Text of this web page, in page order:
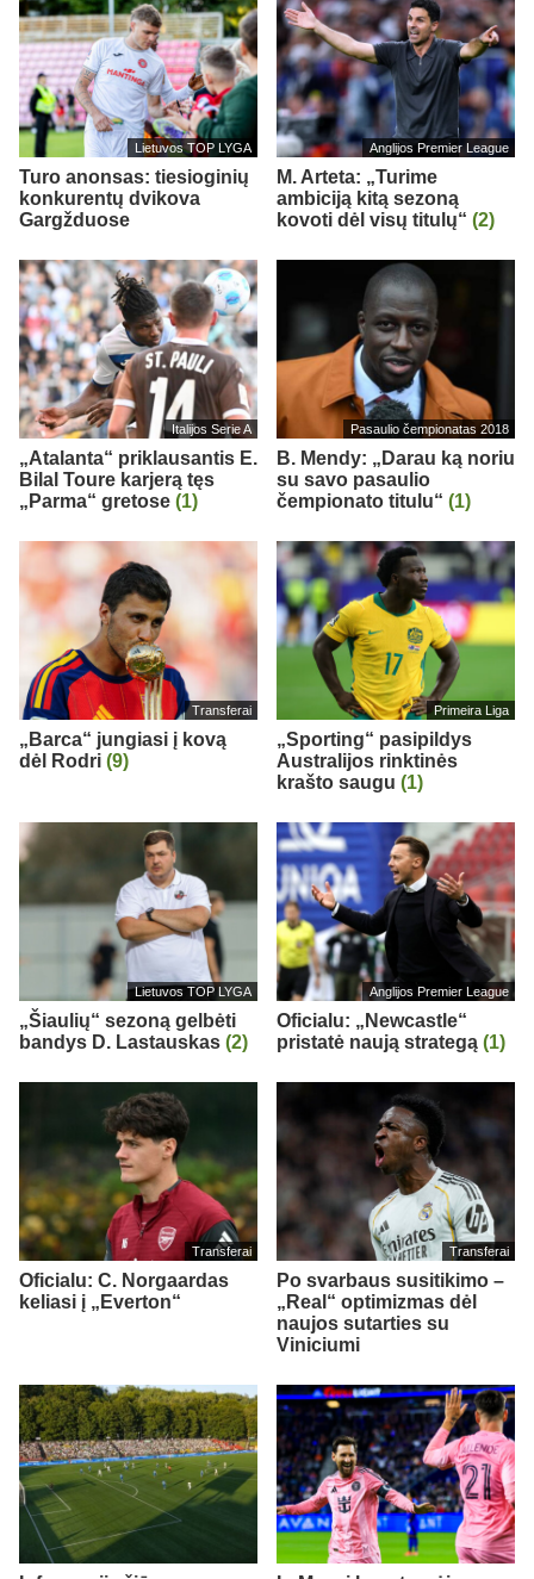
Lietuvos TOP LYGA
Turo anonsas: tiesioginių
konkurentų dvikova
Gargžduose
Anglijos Premier League
M. Arteta: „Turime
ambiciją kitą sezoną
kovoti dėl visų titulų“ (2)
Italijos Serie A
„Atalanta“ priklausantis E.
Bilal Toure karjerą tęs
„Parma“ gretose (1)
Pasaulio čempionatas 2018
B. Mendy: „Darau ką noriu
su savo pasaulio
čempionato titulu“ (1)
Transferai
„Barca“ jungiasi į kovą
dėl Rodri (9)
Primeira Liga
„Sporting“ pasipildys
Australijos rinktinės
krašto saugu (1)
Lietuvos TOP LYGA
„Šiaulių“ sezoną gelbėti
bandys D. Lastauskas (2)
Anglijos Premier League
Oficialu: „Newcastle“
pristatė naują strategą (1)
Transferai
Oficialu: C. Norgaardas
keliasi į „Everton“
Transferai
Po svarbaus susitikimo –
„Real“ optimizmas dėl
naujos sutarties su
Viniciumi